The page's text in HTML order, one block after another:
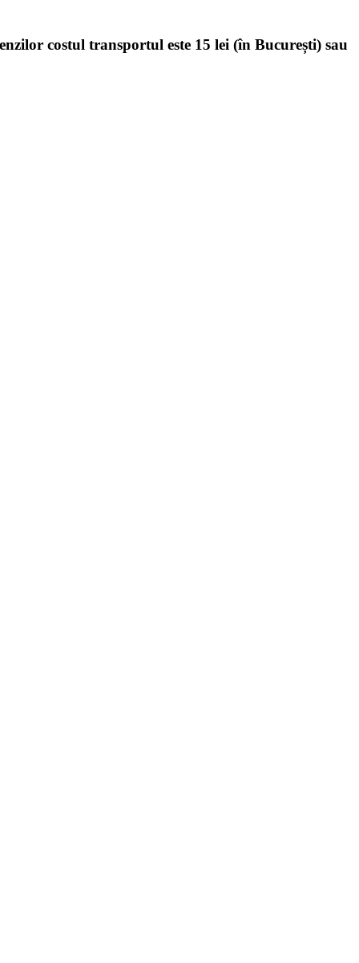
costul transportul este 15 lei (în București) sau